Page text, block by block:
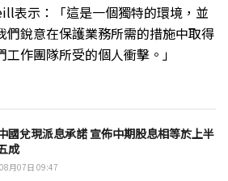
表示：「這是一個獨特的環境，並
們銳意在保護業務所需的措施中取得
作團隊所受的個人衝擊。」
國兌現派息承諾 宣佈中期股息相等於上半
成
月07日 09:47